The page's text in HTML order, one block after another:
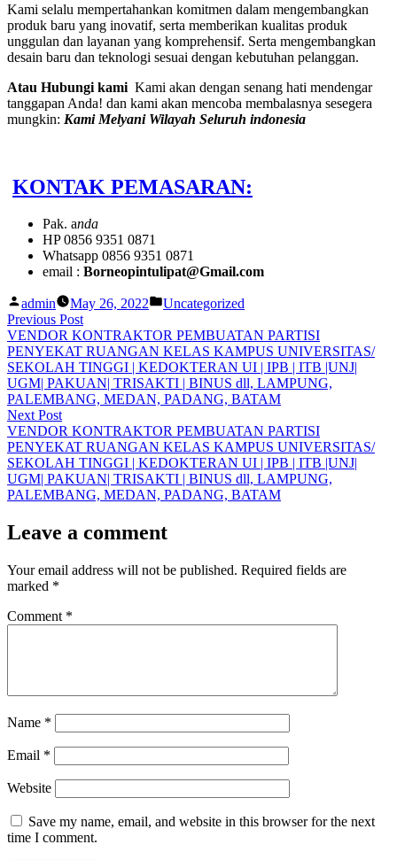
Kami selalu mempertahankan komitmen dalam mengembangkan
produk baru yang inovatif, serta memberikan kualitas produk
unggulan dan layanan yang komprehensif. Serta mengembangkan
desain baru dan teknologi sesuai dengan kebutuhan pelanggan.
Atau Hubungi kami Kami akan dengan senang hati mendengar
tanggapan Anda! dan kami akan mencoba membalasnya sesegera
mungkin: Kami Melyani Wilayah Seluruh indonesia
KONTAK PEMASARAN:
Pak. anda
HP 0856 9351 0871
Whatsapp 0856 9351 0871
email : Borneopintulipat@Gmail.com
Posted
by
admin May 26, 2022
Posted
Uncategorized
Post
navigation
Previous PostPrevious
post:
VENDOR KONTRAKTOR PEMBUATAN PARTISI
PENYEKAT RUANGAN KELAS KAMPUS UNIVERSITAS/
SEKOLAH TINGGI | KEDOKTERAN UI | IPB | ITB |UNJ|
UGM| PAKUAN| TRISAKTI | BINUS dll, LAMPUNG,
PALEMBANG, MEDAN, PADANG, BATAM
Next PostNext
post:
VENDOR KONTRAKTOR PEMBUATAN PARTISI
PENYEKAT RUANGAN KELAS KAMPUS UNIVERSITAS/
SEKOLAH TINGGI | KEDOKTERAN UI | IPB | ITB |UNJ|
UGM| PAKUAN| TRISAKTI | BINUS dll, LAMPUNG,
PALEMBANG, MEDAN, PADANG, BATAM
Leave a comment
Your email address will not be published. Required fields are
marked *
Comment *
Name *
Email *
Website
Save my name, email, and website in this browser for the next
time I comment.